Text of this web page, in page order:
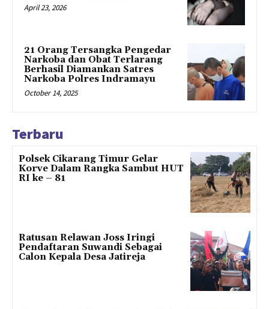
April 23, 2026
21 Orang Tersangka Pengedar
Narkoba dan Obat Terlarang
Berhasil Diamankan Satres
Narkoba Polres Indramayu
October 14, 2025
Terbaru
Polsek Cikarang Timur Gelar
Korve Dalam Rangka Sambut HUT
RI ke – 81
Ratusan Relawan Joss Iringi
Pendaftaran Suwandi Sebagai
Calon Kepala Desa Jatireja